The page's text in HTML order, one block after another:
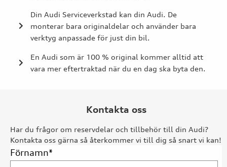
Din Audi Serviceverkstad kan din Audi. De
monterar bara originaldelar och använder bara
verktyg anpassade för just din bil.
En Audi som är 100 % original kommer alltid att
vara mer eftertraktad när du en dag ska byta den.
Kontakta oss
Har du frågor om reservdelar och tillbehör till din Audi?
Kontakta oss gärna så återkommer vi till dig så snart vi kan!
Förnamn*